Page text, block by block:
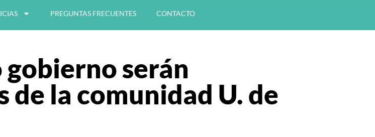
PREGUNTAS FRECUENTES CONTACTO
serán
la comunidad U. de